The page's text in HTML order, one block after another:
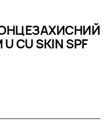
CU SKIN SPF